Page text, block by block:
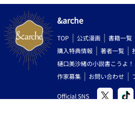
説というのも相当面白いと思います、
ない素敵な表現や視点が飛び出すので
と♂は別の生き物！感性も特性も違うか
れる！・・・性別があるからこそ世の中
♂が書いた異端のＢＬ小説・・・・「
ください。
&arche
TOP 公式漫画 書籍一覧
購入特典情報
著者一覧
樋口美沙緒の小説書こうよ！
作家募集
お問い合わせ
Official SNS